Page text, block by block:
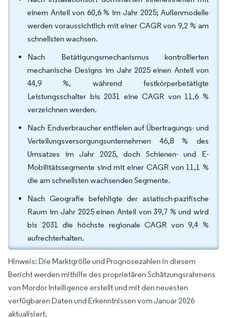
einem Anteil von 60,6 % im Jahr 2025; Außenmodelle
werden voraussichtlich mit einer CAGR von 9,2 % am
schnellsten wachsen.
Nach Betätigungsmechanismus kontrollierten
mechanische Designs im Jahr 2025 einen Anteil von
44,9 %, während festkörperbetätigte
Leistungsschalter bis 2031 eine CAGR von 11,6 %
verzeichnen werden.
Nach Endverbraucher entfielen auf Übertragungs- und
Verteilungsversorgungsunternehmen 46,8 % des
Umsatzes im Jahr 2025, doch Schienen- und E-
Mobilitätssegmente sind mit einer CAGR von 11,1 %
die am schnellsten wachsenden Segmente.
Nach Geografie befehligte der asiatisch-pazifische
Raum im Jahr 2025 einen Anteil von 39,7 % und wird
bis 2031 die höchste regionale CAGR von 9,4 %
aufrechterhalten.
Hinweis: Die Marktgröße und Prognosezahlen in diesem
Bericht werden mithilfe des proprietären Schätzungsrahmens
von Mordor Intelligence erstellt und mit den neuesten
verfügbaren Daten und Erkenntnissen vom Januar 2026
aktualisiert.